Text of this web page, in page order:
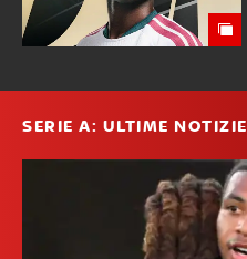
SERIE A: ULTIME NOTIZIE